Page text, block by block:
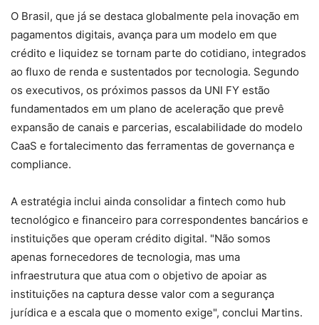
O Brasil, que já se destaca globalmente pela inovação em
pagamentos digitais, avança para um modelo em que
crédito e liquidez se tornam parte do cotidiano, integrados
ao fluxo de renda e sustentados por tecnologia. Segundo
os executivos, os próximos passos da UNI FY estão
fundamentados em um plano de aceleração que prevê
expansão de canais e parcerias, escalabilidade do modelo
CaaS e fortalecimento das ferramentas de governança e
compliance.
A estratégia inclui ainda consolidar a fintech como hub
tecnológico e financeiro para correspondentes bancários e
instituições que operam crédito digital. "Não somos
apenas fornecedores de tecnologia, mas uma
infraestrutura que atua com o objetivo de apoiar as
instituições na captura desse valor com a segurança
jurídica e a escala que o momento exige", conclui Martins.